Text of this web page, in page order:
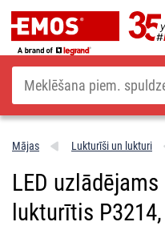
Meklēšana
Mājas Lukturīši un lukturi
LED
lukturītis